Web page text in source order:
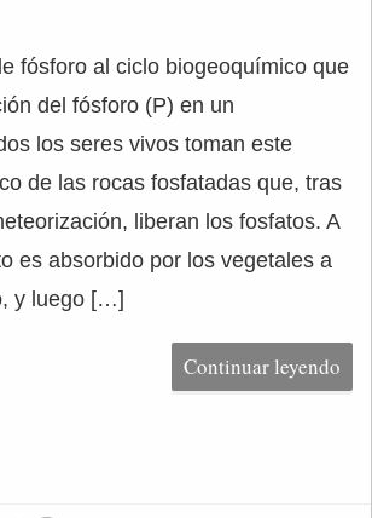
fósforo al ciclo biogeoquímico que
del fósforo (P) en un
los seres vivos toman este
de las rocas fosfatadas que, tras
liberan los fosfatos. A
es absorbido por los vegetales a
y luego […]
Continuar leyendo